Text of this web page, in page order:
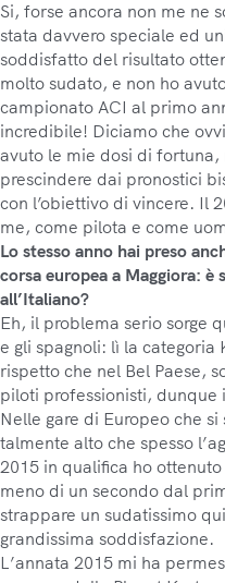
Si, forse ancora non me ne
stata davvero speciale ed
soddisfatto del risultato
molto sudato, e non ho
campionato ACI al primo
incredibile! Diciamo che
avuto le mie dosi di
prescindere dai pronostici
con l’obiettivo di vincere. Il
me, come pilota e come
Lo stesso anno hai preso
corsa europea a Maggiora:
all’Italiano?
Eh, il problema serio sorge
e gli spagnoli: lì la categoria
rispetto che nel Bel Paese,
piloti professionisti, dunque
Nelle gare di Europeo che
talmente alto che spesso
2015 in qualifica ho
meno di un secondo dal
strappare un sudatissimo
grandissima soddisfazione.
L’annata 2015 mi ha